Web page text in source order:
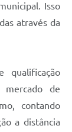
Isso
através da
qualificação
de
contando
a distância